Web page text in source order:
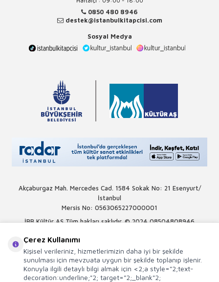
0850 480 8946
destek@istanbulkitapcisi.com
Sosyal Medya
Akçaburgaz Mah. Mercedes Cad. 1584 Sokak No: 21 Esenyurt/
İstanbul
Mersis No: 0563065227000001
İBB Kültür AŞ Tüm hakları saklıdır. © 2024 08504808946
Çerez Kullanımı
Kişisel verileriniz, hizmetlerimizin daha iyi bir şekilde
sunulması için mevzuata uygun bir şekilde toplanıp işlenir.
Konuyla ilgili detaylı bilgi almak için <2;a style="2;text-
decoration:underline;"2; target="2;_blank"2;